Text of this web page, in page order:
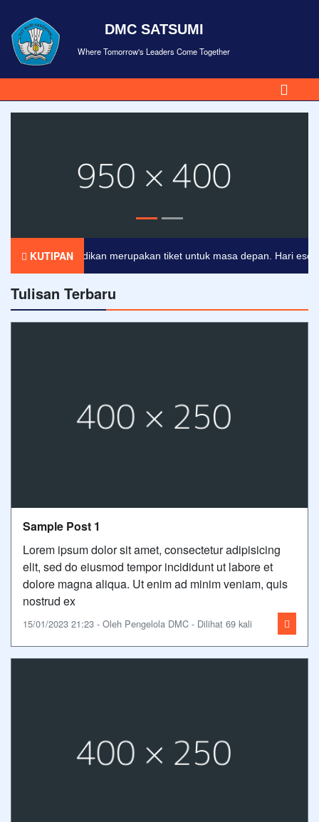
DMC SATSUMI
Where Tomorrow's Leaders Come Together
KUTIPAN
Pendidikan merupakan tiket untuk masa depan. Hari esok
Tulisan Terbaru
Sample Post 1
Lorem ipsum dolor sit amet, consectetur adipisicing
elit, sed do eiusmod tempor incididunt ut labore et
dolore magna aliqua. Ut enim ad minim veniam, quis
nostrud ex
15/01/2023 21:23 - Oleh Pengelola DMC - Dilihat 69 kali